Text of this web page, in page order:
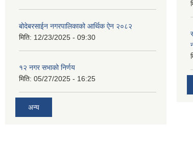
बोदेबरसाईन नगरपालिकाको आर्थिक ऐन २०८२
मिति: 12/23/2025 - 09:30
१२ नगर सभाको निर्णय
मिति: 05/27/2025 - 16:25
अन्य